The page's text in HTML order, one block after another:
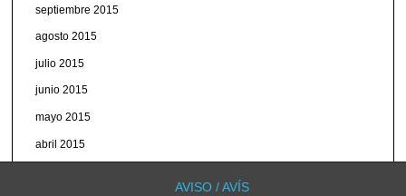
septiembre 2015
agosto 2015
julio 2015
junio 2015
mayo 2015
abril 2015
AVISO / AVÍS